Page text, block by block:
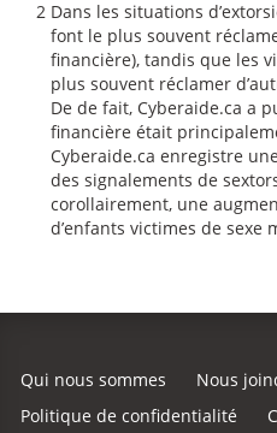
2 Dans les situations
font le plus souvent
financière), tandis que les
plus souvent réclamer
De de fait, Cyberaide.ca a
financière était
Cyberaide.ca enregistre
des signalements de
corollairement, une
d’enfants victimes de sexe
Qui nous sommes
Nous
Politique de confidentialité